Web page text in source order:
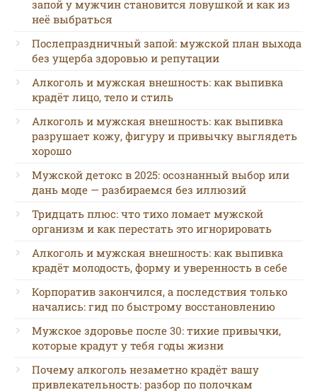
запой у мужчин становится ловушкой и как из
неё выбраться
Послепраздничный запой: мужской план выхода
без ущерба здоровью и репутации
Алкоголь и мужская внешность: как выпивка
крадёт лицо, тело и стиль
Алкоголь и мужская внешность: как выпивка
разрушает кожу, фигуру и привычку выглядеть
хорошо
Мужской детокс в 2025: осознанный выбор или
дань моде — разбираемся без иллюзий
Тридцать плюс: что тихо ломает мужской
организм и как перестать это игнорировать
Алкоголь и мужская внешность: как выпивка
крадёт молодость, форму и уверенность в себе
Корпоратив закончился, а последствия только
начались: гид по быстрому восстановлению
Мужское здоровье после 30: тихие привычки,
которые крадут у тебя годы жизни
Почему алкоголь незаметно крадёт вашу
привлекательность: разбор по полочкам